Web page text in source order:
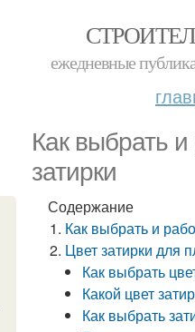
ежедневные
Как выбрать и
затирки
Содержание
Как выбрать и
Цвет затирки для
Как выбрать
Какой цвет
Как выбрать